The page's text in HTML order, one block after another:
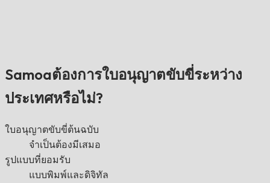
Samoaต้องการใบอนุญาตขับขี่ระหว่าง
ประเทศหรือไม่?
ใบอนุญาตขับขี่ต้นฉบับ
จำเป็นต้องมีเสมอ
รูปแบบที่ยอมรับ
แบบพิมพ์และดิจิทัล